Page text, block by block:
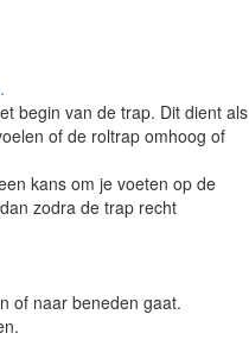
begin van de trap. Dit dient als
of de roltrap omhoog of
kans om je voeten op de
zodra de trap recht
of naar beneden gaat.